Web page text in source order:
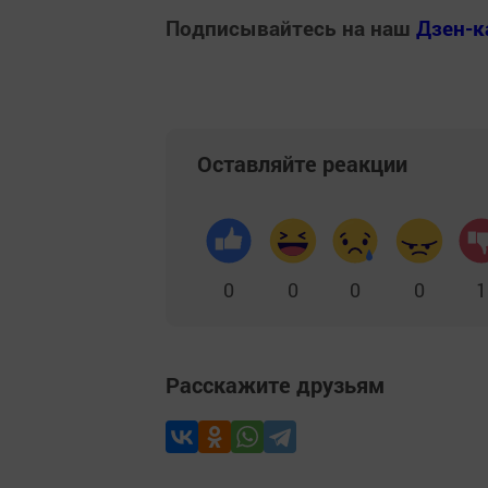
Подписывайтесь на наш Дзен-
Оставляйте реакции
0 0 0 0 1
Расскажите друзьям